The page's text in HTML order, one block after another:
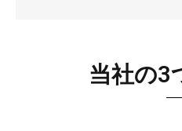
当社の3